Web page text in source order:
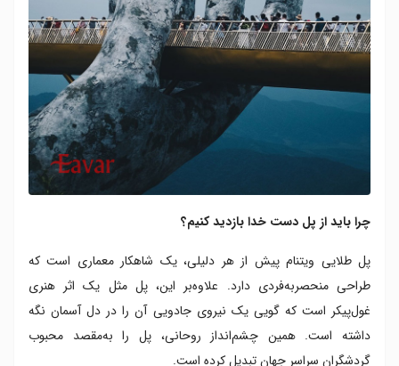
چرا باید از پل دست خدا بازدید کنیم؟
پل طلایی ویتنام پیش از هر دلیلی، یک شاهکار معماری است که
طراحی منحصربه‌فردی دارد. علاوه‌بر این، پل مثل یک اثر هنری
غول‌پیکر است که گویی یک نیروی جادویی آن را در دل آسمان نگه‌
داشته است. همین چشم‌انداز روحانی، پل را به‌مقصد محبوب
گردشگران سراسر جهان تبدیل کرده است.